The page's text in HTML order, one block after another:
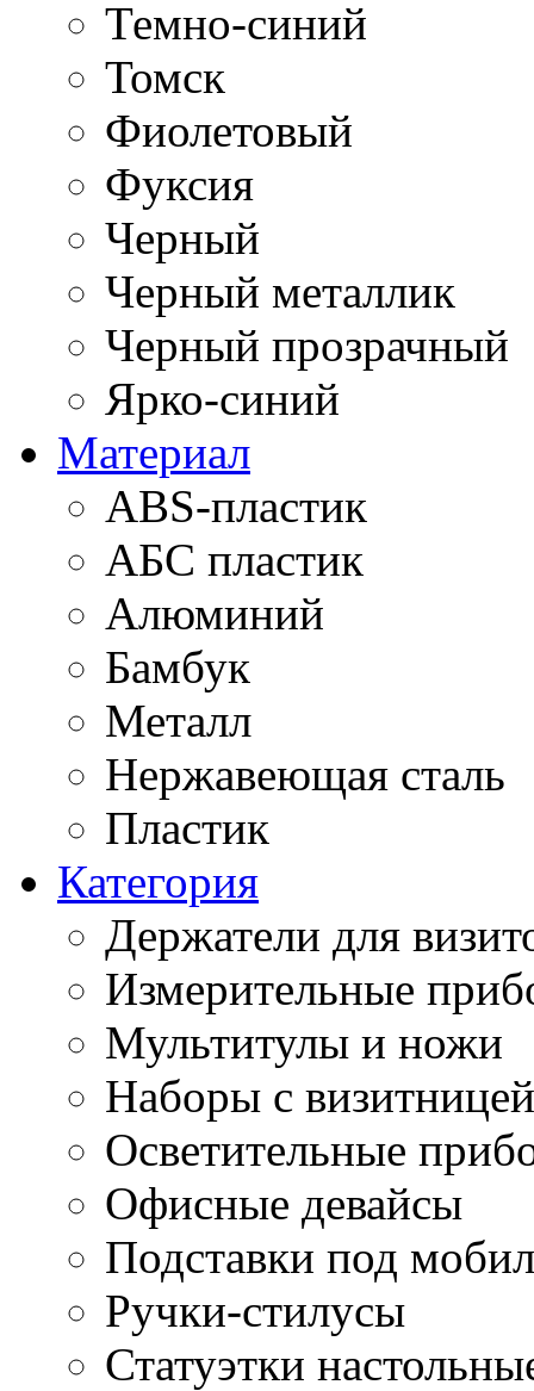
Темно-синий
Томск
Фиолетовый
Фуксия
Черный
Черный металлик
Черный прозрачный
Ярко-синий
Материал
ABS-пластик
АБС пластик
Алюминий
Бамбук
Металл
Нержавеющая сталь
Пластик
Категория
Держатели для
Измерительные
Мультитулы и ножи
Наборы с визитницей
Осветительные
Офисные девайсы
Подставки под
Ручки-стилусы
Статуэтки